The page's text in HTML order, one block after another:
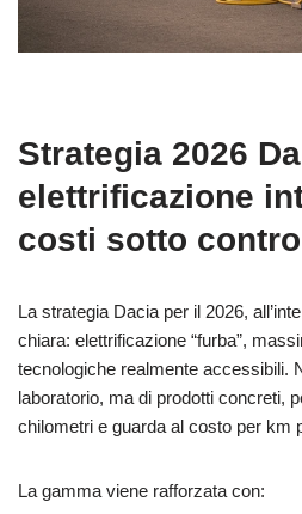
Strategia 2026
elettrificazione
costi sotto
La strategia Dacia per il 2026,
chiara: elettrificazione “furba”,
tecnologiche realmente accessibili.
laboratorio, ma di prodotti concreti,
chilometri e guarda al costo per km
La gamma viene rafforzata con: